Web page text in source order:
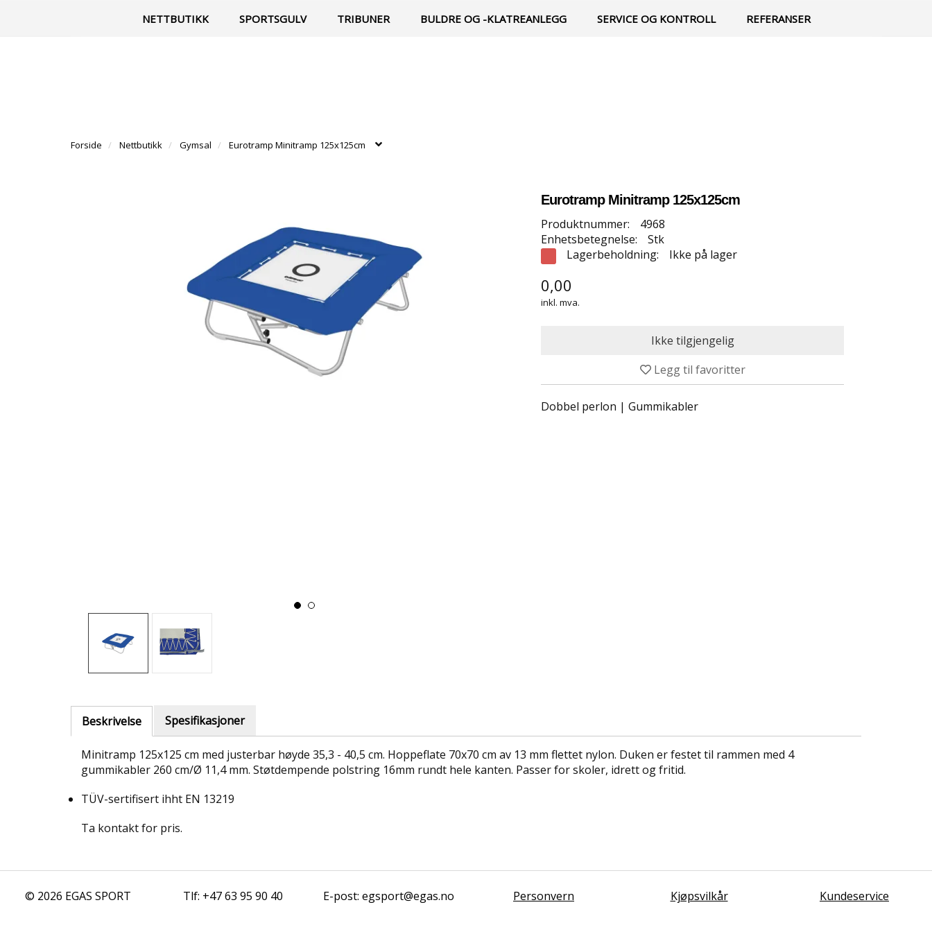
Til vår facebook-side| Kontakt Min side Infosenter Favoritter
NETTBUTIKK SPORTSGULV TRIBUNER BULDRE OG -KLATREANLEGG SERVICE OG KONTROLL REFERANSER
Forside Nettbutikk Gymsal Eurotramp Minitramp 125x125cm
Eurotramp Minitramp 125x125cm
Produktnummer:
4968
Enhetsbetegnelse:
Stk
Lagerbeholdning:
Ikke på lager
0,00
inkl. mva.
Legg til favoritter
Dobbel perlon | Gummikabler
Beskrivelse Spesifikasjoner
Minitramp 125x125 cm med justerbar høyde 35,3 - 40,5 cm. Hoppeflate 70x70 cm av 13 mm flettet nylon. Duken er festet til rammen med 4
gummikabler 260 cm/Ø 11,4 mm. Støtdempende polstring 16mm rundt hele kanten. Passer for skoler, idrett og fritid.
TÜV-sertifisert ihht EN 13219
Ta kontakt for pris.
© 2026 EGAS SPORT Tlf: +47 63 95 90 40 E-post: egsport@egas.no Personvern Kjøpsvilkår Kundeservice